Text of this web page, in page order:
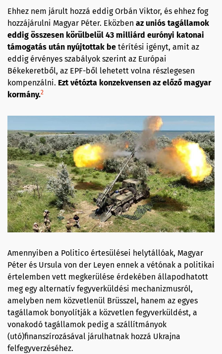
Ehhez nem járult hozzá eddig Orbán Viktor, és ehhez fog
hozzájárulni Magyar Péter. Eközben az uniós tagállamok
eddig összesen körülbelül 43 milliárd eurónyi katonai
támogatás után nyújtottak be térítési igényt, amit az
eddig érvényes szabályok szerint az Európai
Békekeretből, az EPF-ből lehetett volna részlegesen
kompenzálni. Ezt vétózta konzekvensen az előző magyar
kormány.2
Amennyiben a Politico értesülései helytállóak, Magyar
Péter és Ursula von der Leyen ennek a vétónak a politikai
értelemben vett megkerülése érdekében állapodhatott
meg egy alternatív fegyverküldési mechanizmusról,
amelyben nem közvetlenül Brüsszel, hanem az egyes
tagállamok bonyolítják a közvetlen fegyverküldést, a
vonakodó tagállamok pedig a szállítmányok
(utó)finanszírozásával járulhatnak hozzá Ukrajna
felfegyverzéséhez.